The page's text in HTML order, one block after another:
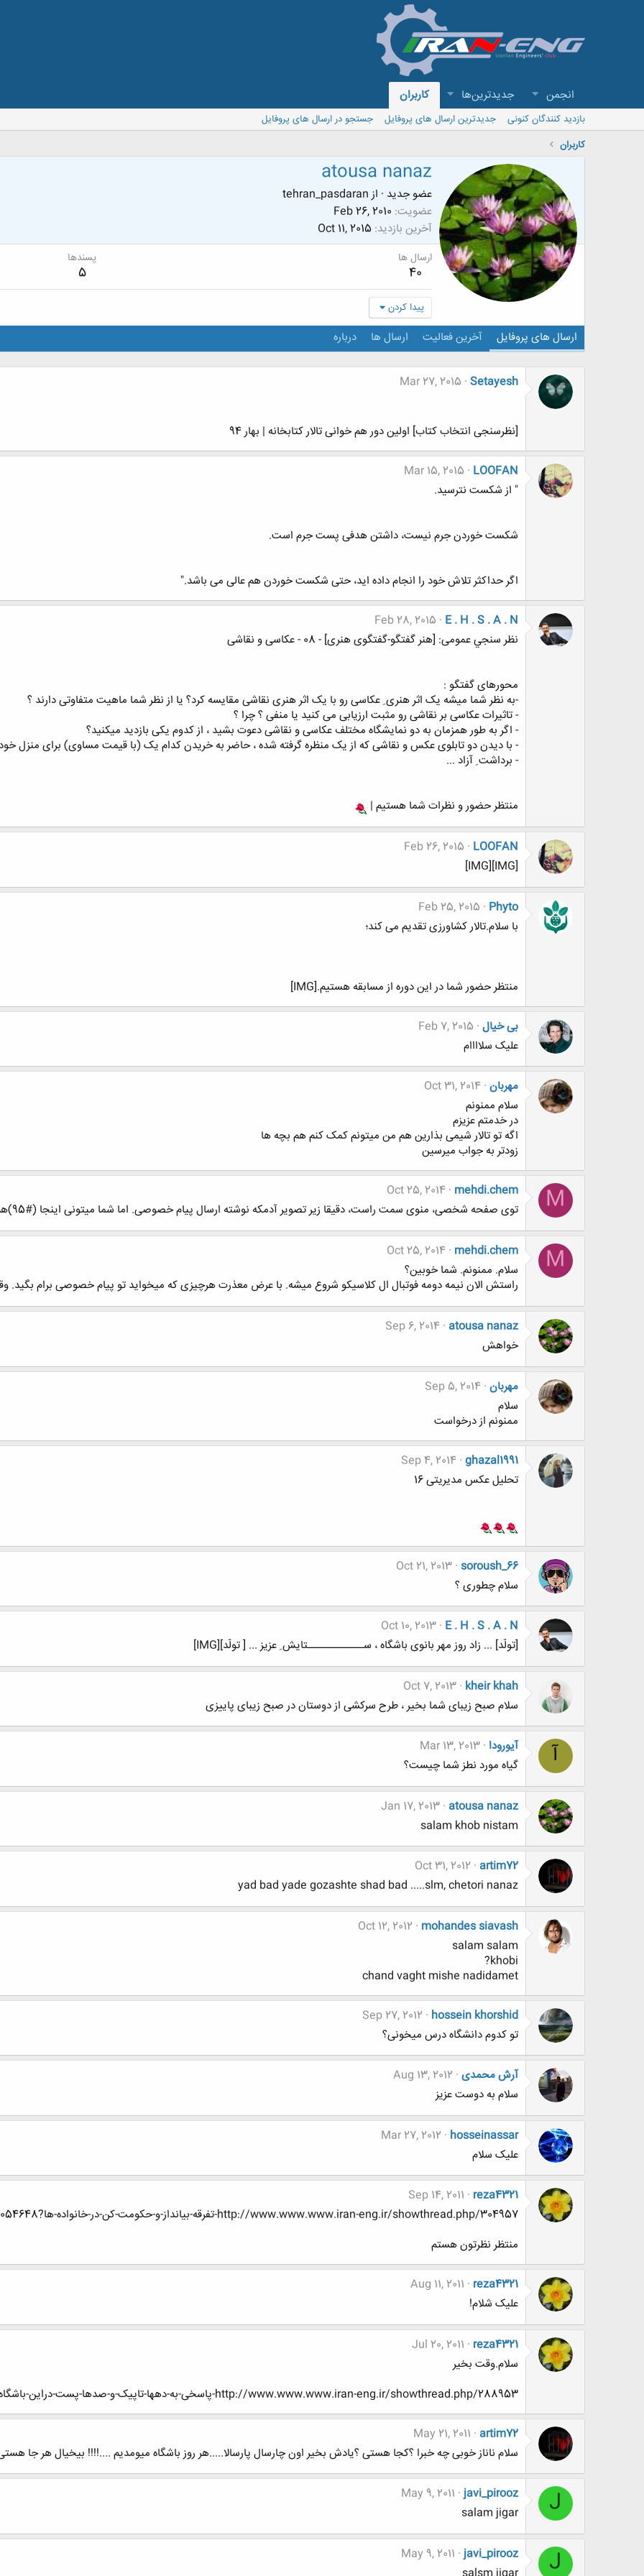
انجمن جدیدترین‌ها کاربران
بازدید کنندگان کنونی جدیدترین ارسال های پروفایل
جستجو در ارسال های پروفایل
کاربران
atousa nanaz
عضو جدید · از tehran_pasdaran
عضویت Feb 26, 2010
آخرین بازدید Oct 11, 2015
ارسال ها
40
پسندها
5
پیدا کردن
ارسال های پروفایل آخرین فعالیت ارسال ها درباره
Setayesh
Mar 27, 2015
[نظرسنجی انتخاب کتاب] اولین دور هم خوانی تالار کتابخانه | بهار 94
LOOFAN
Mar 15, 2015
" از شکست نترسید.
شکست خوردن جرم نیست، داشتن هدفی پست جرم است.
اگر حداکثر تلاش خود را انجام داده اید، حتی شکست خوردن هم عالی می باشد."
E . H . S . A . N
Feb 28, 2015
نظر سنجي عمومی: [هنر گفتگو-گفتگوی هنری] - 08 - عکاسی و نقاشی
محورهای گفتگو :
-به نظر شما میشه یک اثر هنری ِ عکاسی رو با یک اثر هنری نقاشی مقایسه کرد؟ یا از نظر شما ماهیت متفاوتی دارند ؟
- تاثیرات عکاسی بر نقاشی رو مثبت ارزیابی می کنید یا منفی ؟ چرا ؟
- اگر به طور همزمان به دو نمایشگاه مختلف عکاسی و نقاشی دعوت بشید ، از کدوم یکی بازدید میکنید؟
- با دیدن دو تابلوی عکس و نقاشی که از یک منظره گرفته شده ، حاضر به خریدن کدام یک (با قیمت مساوی) برای منزل
- برداشت ِ آزاد ...
منتظر حضور و نظرات شما هستیم |
LOOFAN
Feb 26, 2015
[IMG][IMG]
Phyto
Feb 25, 2015
با سلام.تالار کشاورزی تقدیم می کند؛
منتظر حضور شما در این دوره از مسابقه هستیم.[IMG]
بی خیال Feb 7, 2015
علیک سلاااام
مهربان Oct 31, 2014
سلام ممنونم
در خدمتم عزیزم
اگه تو تالار شیمی بذارین هم من میتونم کمک کنم هم بچه ها
زودتر به جواب میرسین
M
mehdi.chem
Oct 25, 2014
توی صفحه شخصی، منوی سمت راست، دقیقا زیر تصویر آدمکه نوشته ارسال پیام خصوصی. اما شما میتونی اینجا (#95)هم مطرح کنی
M
mehdi.chem
Oct 25, 2014
سلام. ممنونم. شما خوبین؟
راستش الان نیمه دومه فوتبال ال کلاسیکو شروع میشه. با عرض معذرت هرچیزی که میخواید تو پیام خصوصی برام بگید.
atousa nanaz
Sep 6, 2014
خواهش
مهربان Sep 5, 2014
سلام
ممنونم از درخواست
ghazal1991
Sep 4, 2014
تحلیل عکس مدیریتی 16
soroush_66
Oct 21, 2013
سلام چطوری ؟
E . H . S . A . N
Oct 10, 2013
[تولّد] ... زاد روز مهر بانوی باشگاه ، ســـــــــــــتایش ِ عزیز ... [ تولّد][IMG]
kheir khah
Oct 7, 2013
سلام صبح زیبای شما بخیر ، طرح سرکشی از دوستان در صبح زیبای پاییزی
آ آیورودا Mar 13, 2013
گیاه مورد نطز شما چیست؟
atousa nanaz
Jan 17, 2013
salam khob nistam
artim72
Oct 31, 2012
yad bad yade gozashte shad bad .....slm, chetori nanaz
mohandes siavash
Oct 12, 2012
salam salam
khobi?
chand vaght mishe nadidamet
hossein khorshid
Sep 27, 2012
تو کدوم دانشگاه درس میخونی؟
آرش محمدی Aug 13, 2012
سلام به دوست عزیز
hosseinassar
Mar 27, 2012
علیک سلام
reza4321
Sep 14, 2011
http://www.www.www.iran-eng.ir/showthread.php/304957-تفرقه-بیانداز-و-حکومت-کن-در-خانواده-ها?p=4054648#post4054648
منتظر نظرتون هستم
reza4321
Aug 11, 2011
علیک شلام!
reza4321
Jul 20, 2011
سلام.وقت بخیر
http://www.www.www.iran-eng.ir/showthread.php/288953-پاسخی-به-دهها-تاپیک-و-صدها-پست-دراین-باشگاه!!!!
artim72
May 21, 2011
سلام ناناز خوبی چه خبرا ؟کجا هستی ؟یادش بخیر اون چارسال پارسالا.....هر روز باشگاه میومدیم ....!!!! بیخیال هر جا
J
javi_pirooz
May 9, 2011
salam jigar
J
javi_pirooz
May 9, 2011